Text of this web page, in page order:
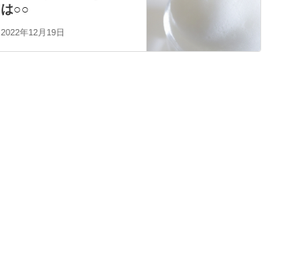
は○○
2022年12月19日